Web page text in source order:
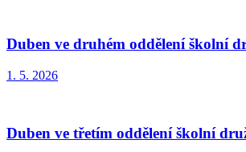
Duben ve druhém oddělení školní
1. 5. 2026
Duben ve třetím oddělení školní